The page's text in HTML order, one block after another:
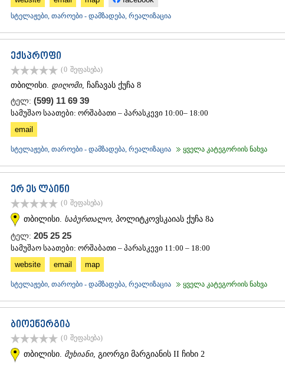
სტელაჟები, თაროები - დამზადება, რეალიზაცია
ექსპროფი
(0 შეფასება)
თბილისი. დიღომი, ჩაჩავას ქუჩა 8
ტელ: (599) 11 69 39
სამუშაო საათები: ორშაბათი – პარასკევი 10:00– 18:00
email
სტელაჟები, თაროები - დამზადება, რეალიზაცია ყველა კატეგორიის ნახვა
ერ ეს ლაინი
(0 შეფასება)
თბილისი. საბურთალო, პოლიტკოვსკაიას ქუჩა 8ა
ტელ: 205 25 25
სამუშაო საათები: ორშაბათი – პარასკევი 11:00 – 18:00
website
email map
სტელაჟები, თაროები - დამზადება, რეალიზაცია ყველა კატეგორიის ნახვა
ბიოენერგია
(0 შეფასება)
თბილისი. მუხიანი, გიორგი მარგიანის II ჩიხი 2